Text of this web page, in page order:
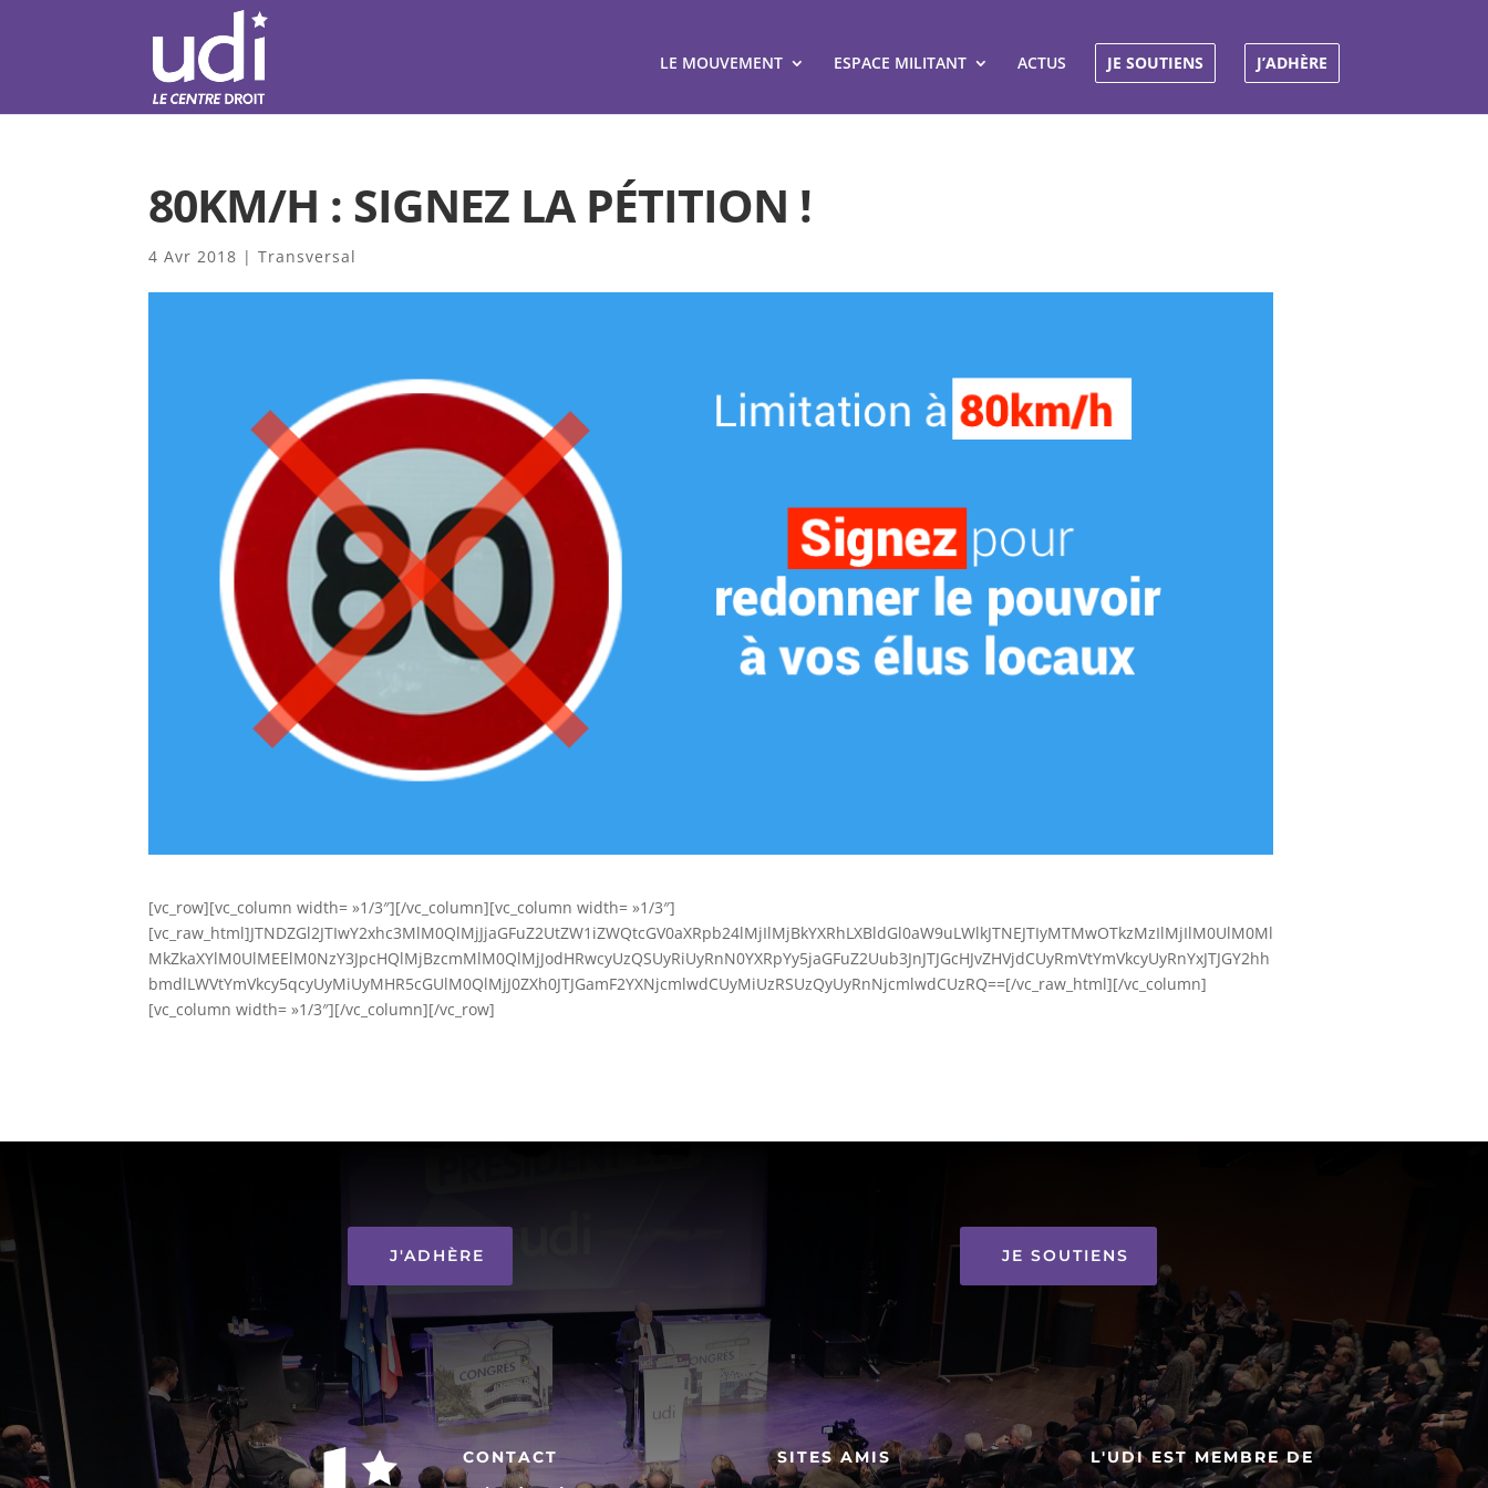
LE MOUVEMENT ESPACE MILITANT ACTUS JE SOUTIENS J’ADHÈRE
80KM/H : SIGNEZ LA PÉTITION !
4 Avr 2018 |Transversal
[vc_row][vc_column width= »1/3″][/vc_column][vc_column width= »1/3″]
[vc_raw_html]JTNDZGl2JTIwY2xhc3MlM0QlMjJjaGFuZ2UtZW1iZWQtcGV0aXRpb24lMjIlMjBkYXRhLXBldGl0aW9uLWlkJTNEJTIyMTMwOTkzMzIlMjIlM0UlM0Ml
MkZkaXYlM0UlMEElM0NzY3JpcHQlMjBzcmMlM0QlMjJodHRwcyUzQSUyRiUyRnN0YXRpYy5jaGFuZ2Uub3JnJTJGcHJvZHVjdCUyRmVtYmVkcyUyRnYxJTJGY2hh
bmdlLWVtYmVkcy5qcyUyMiUyMHR5cGUlM0QlMjJ0ZXh0JTJGamF2YXNjcmlwdCUyMiUzRSUzQyUyRnNjcmlwdCUzRQ==[/vc_raw_html][/vc_column]
[vc_column width= »1/3″][/vc_column][/vc_row]
J'ADHÈRE JE SOUTIENS
CONTACT SITES AMIS L'UDI EST MEMBRE DE